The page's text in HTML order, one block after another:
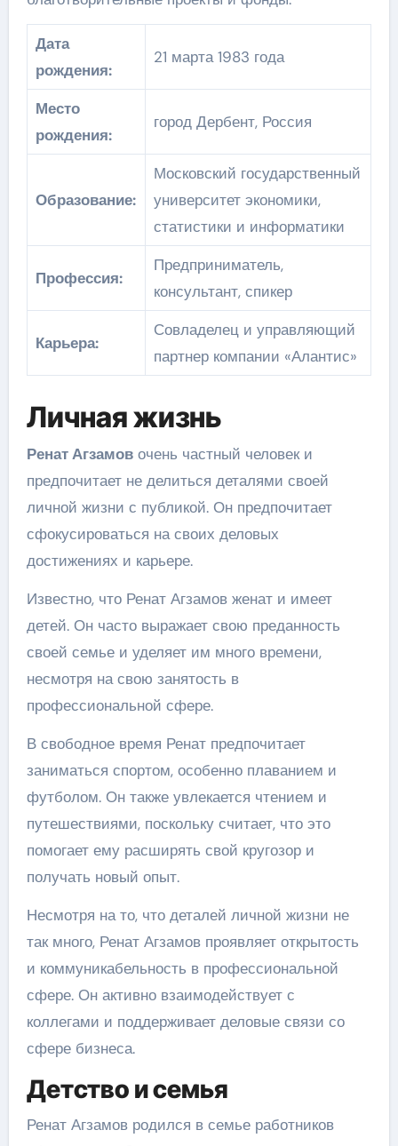
Дата
рождения:
21 марта 1983 года
Место
рождения:
город Дербент, Россия
Образование:
Московский государственный
университет экономики,
статистики и информатики
Профессия:
Предприниматель,
консультант, спикер
Карьера:
Совладелец и управляющий
партнер компании «Алантис»
Личная жизнь
Ренат Агзамовочень частный человек и
предпочитает не делиться деталями своей
личной жизни с публикой. Он предпочитает
сфокусироваться на своих деловых
достижениях и карьере.
Известно, что Ренат Агзамов женат и имеет
детей. Он часто выражает свою преданность
своей семье и уделяет им много времени,
несмотря на свою занятость в
профессиональной сфере.
В свободное время Ренат предпочитает
заниматься спортом, особенно плаванием и
футболом. Он также увлекается чтением и
путешествиями, поскольку считает, что это
помогает ему расширять свой кругозор и
получать новый опыт.
Несмотря на то, что деталей личной жизни не
так много, Ренат Агзамов проявляет открытость
и коммуникабельность в профессиональной
сфере. Он активно взаимодействует с
коллегами и поддерживает деловые связи со
сфере бизнеса.
Детство и семья
Ренат Агзамов родился в семье работников